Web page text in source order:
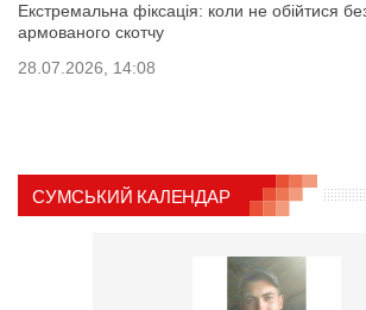
Екстремальна фіксація: коли не обійтися
армованого скотчу
28.07.2026, 14:08
СУМСЬКИЙ КАЛЕНДАР